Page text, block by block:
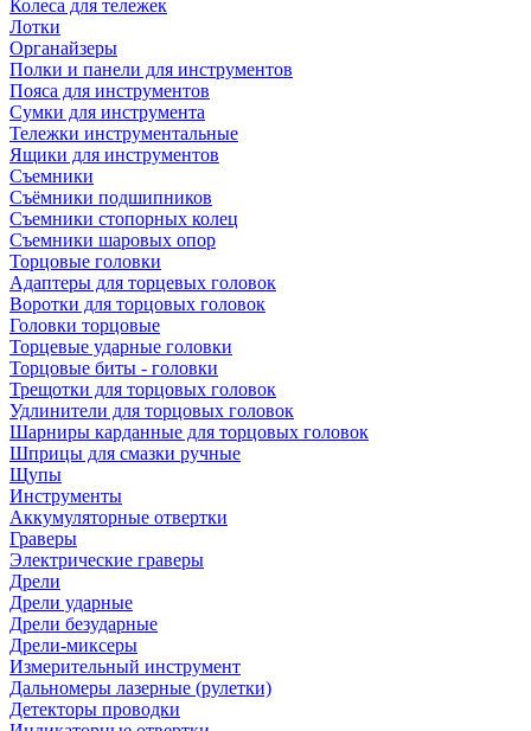
Колеса для тележек
Лотки
Органайзеры
Полки и панели для инструментов
Пояса для инструментов
Сумки для инструмента
Тележки инструментальные
Ящики для инструментов
Съемники
Съёмники подшипников
Съемники стопорных колец
Съемники шаровых опор
Торцовые головки
Адаптеры для торцевых головок
Воротки для торцовых головок
Головки торцовые
Торцевые ударные головки
Торцовые биты - головки
Трещотки для торцовых головок
Удлинители для торцовых головок
Шарниры карданные для торцовых головок
Шприцы для смазки ручные
Щупы
Инструменты
Аккумуляторные отвертки
Граверы
Электрические граверы
Дрели
Дрели ударные
Дрели безударные
Дрели-миксеры
Измерительный инструмент
Дальномеры лазерные (рулетки)
Детекторы проводки